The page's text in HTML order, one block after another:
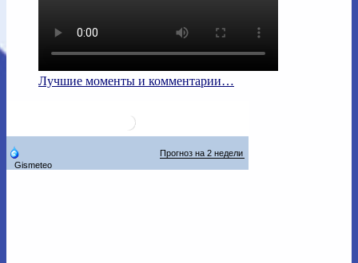
Лучшие моменты и комментарии…